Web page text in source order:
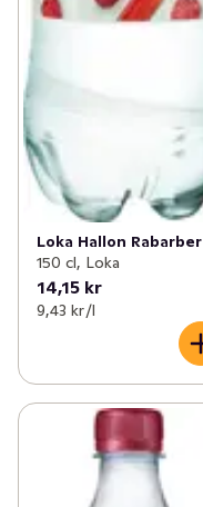
Loka Hallon Rabarber
150 cl, Loka
14,15 kr
9,43 kr /l